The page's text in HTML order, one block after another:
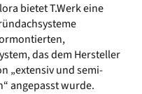
bietet T.Werk eine
das dem Hersteller
„extensiv und semi-
angepasst wurde.